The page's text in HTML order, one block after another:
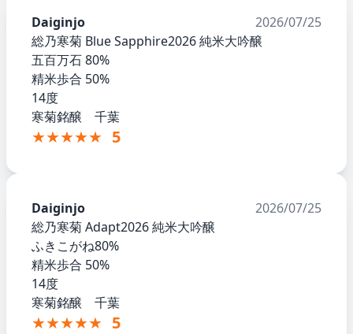
Daiginjo
2026/07/25
総乃寒菊 Blue Sapphire2026 純米大吟醸
五百万石 80%
精米歩合 50%
14度
寒菊銘醸 千葉
★★★★★ 5
Daiginjo
2026/07/25
総乃寒菊 Adapt2026 純米大吟醸
ふきこがね80%
精米歩合 50%
14度
寒菊銘醸 千葉
★★★★★ 5